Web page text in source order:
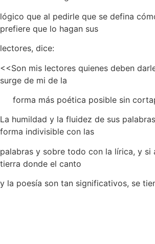
lógico que al pedirle que se defina
prefiere que lo hagan sus
lectores, dice:
<<Son mis lectores quienes deben
surge de mi de la
forma más poética posible sin
La humildad y la fluidez de sus
forma indivisible con las
palabras y sobre todo con la lírica, y si
tierra donde el canto
y la poesía son tan significativos, se